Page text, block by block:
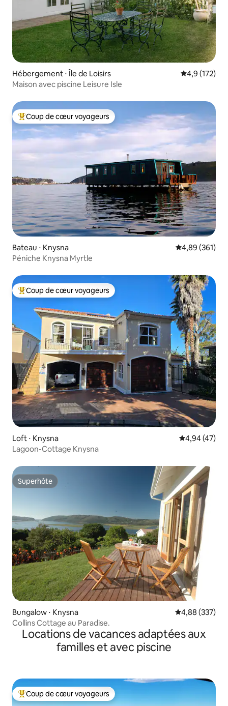
Hébergement ⋅ Île de Loisirs Évaluation
4,9 (172)
Maison avec piscine Leisure Isle
Coups de cœur voyageurs les plus appréciés
Coup de cœur voyageurs
Bateau ⋅ Knysna Évaluation
4,89 (361)
Péniche Knysna Myrtle
Coups de cœur voyageurs les plus appréciés
Coup de cœur voyageurs
Loft ⋅ Knysna Évaluation
4,94 (47)
Lagoon-Cottage Knysna
Superhôte
Superhôte
Bungalow ⋅ Knysna Évaluation
4,88 (337)
Collins Cottage au Paradise.
Locations de vacances adaptées aux
familles et avec piscine
Coups de cœur voyageurs les plus appréciés
Coup de cœur voyageurs